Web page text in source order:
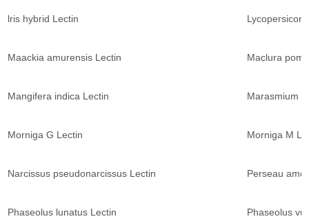
lris hybrid Lectin Lycopersicon
Maackia amurensis Lectin Maclura
Mangifera indica Lectin Marasmium
Morniga G Lectin Morniga M
Narcissus pseudonarcissus Lectin Perseau
Phaseolus lunatus Lectin Phaseolus